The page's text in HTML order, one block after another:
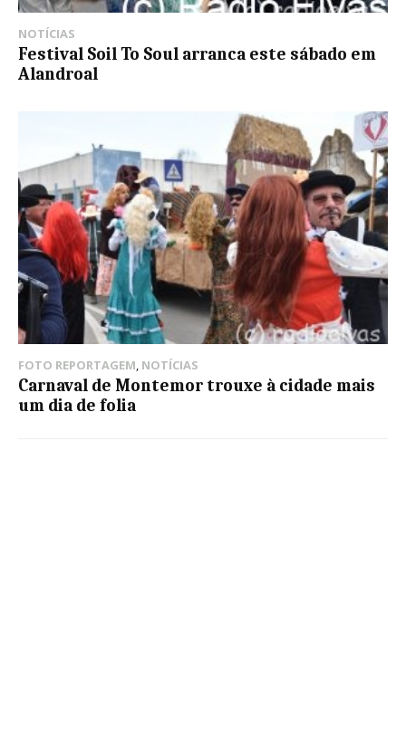
NOTÍCIAS
Festival Soil To Soul arranca este sábado em
Alandroal
FOTO REPORTAGEM, NOTÍCIAS
Carnaval de Montemor trouxe à cidade mais
um dia de folia